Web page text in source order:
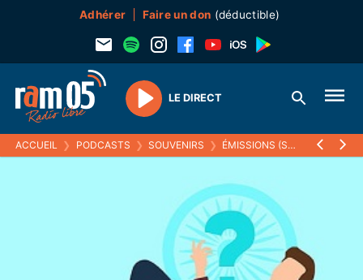
Adhérer Faire un don (déductible)
Play
LE DIRECT
ACCUEIL ❯ PODCASTS ❯ SOUVENIRS ❯ ÉMISSIONS (SOUVENIRS) ❯